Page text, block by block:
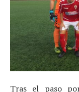
Tras el paso